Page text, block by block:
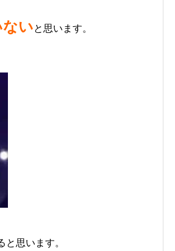
いと思います。
と思います。